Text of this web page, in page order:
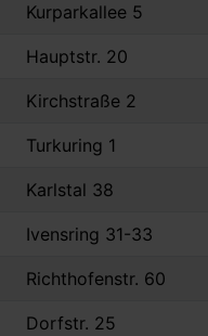
Kurparkallee 5
Hauptstr. 20
Kirchstraße 2
Turkuring 1
Karlstal 38
Ivensring 31-33
Richthofenstr. 60
Dorfstr. 25